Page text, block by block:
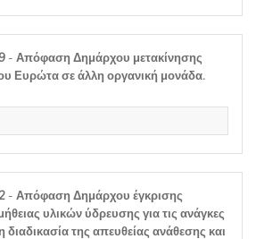
- Απόφαση Δημάρχου μετακίνησης
Ευρώτα σε άλλη οργανική μονάδα.
- Απόφαση Δημάρχου έγκρισης
υλικών ύδρευσης για τις ανάγκες
διαδικασία της απευθείας ανάθεσης και